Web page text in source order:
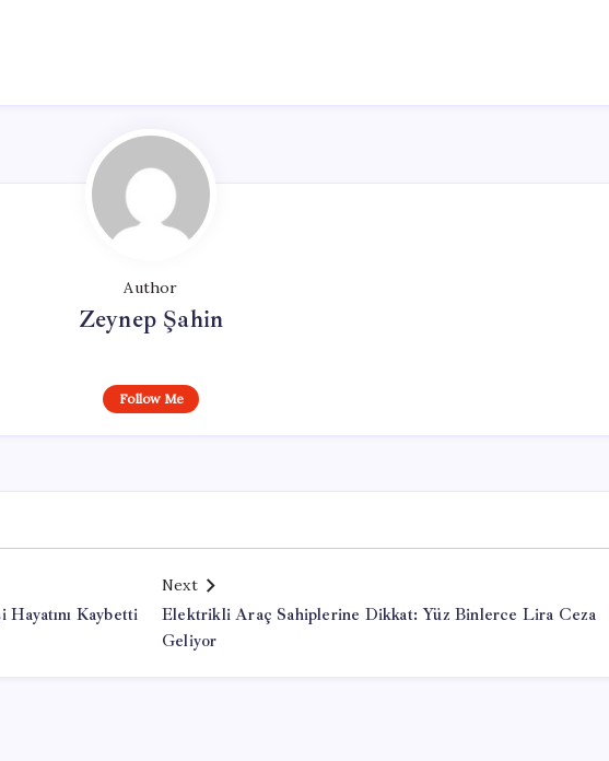
Author
Zeynep Şahin
Follow Me
Kaybetti
Next
Elektrikli Araç Sahiplerine Dikkat: Yüz Binlerce Lira Ceza
Geliyor